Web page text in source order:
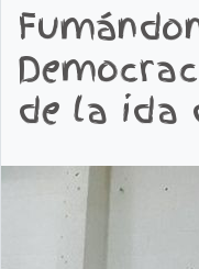
de la ida